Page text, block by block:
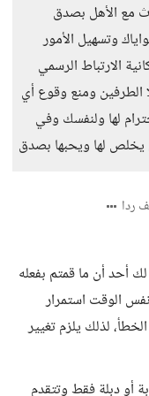
مع الأهل بصدق
وتسهيل الأمور
الارتباط الرسمي
الطرفين ومنع وقوع أي
لها ولنفسك وفي
يخلص لها ويحبها بصدق
ردا
أحد أن ما قمتم بفعله
الوقت استمرار
لذلك يلزم تغيير
أو دبلة فقط وتتقدم